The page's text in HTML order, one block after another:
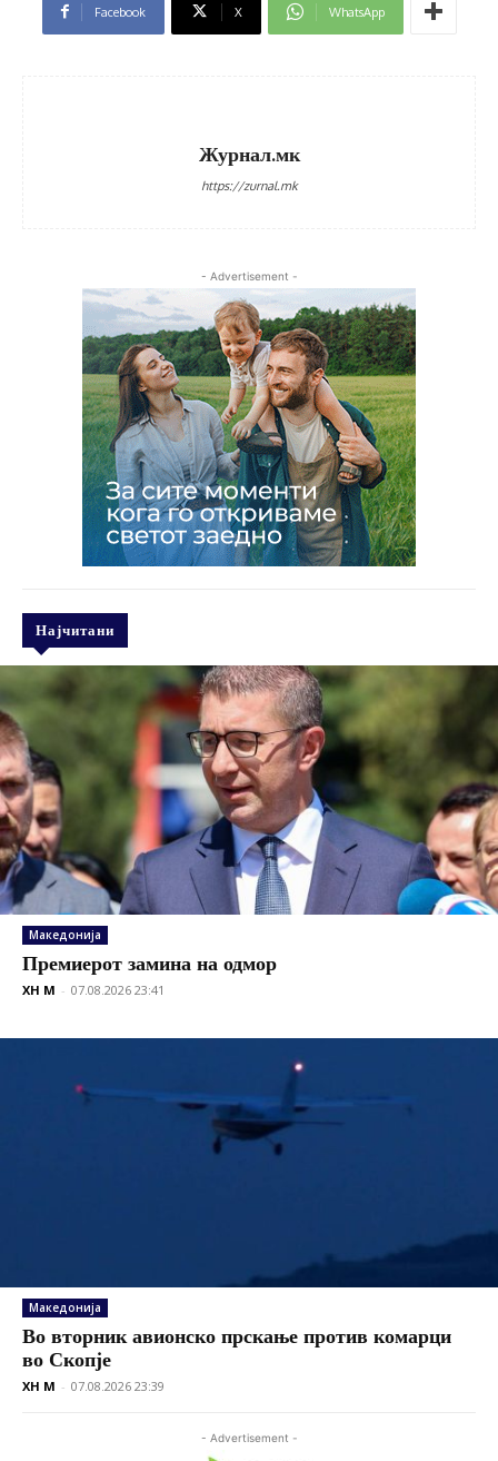
Facebook X WhatsApp
Журнал.мк
https://zurnal.mk
- Advertisement -
Најчитани
Македонија
Премиерот замина на одмор
XH M - 07.08.2026 23:41
Македонија
Во вторник авионско прскање против комарци
во Скопје
XH M - 07.08.2026 23:39
- Advertisement -